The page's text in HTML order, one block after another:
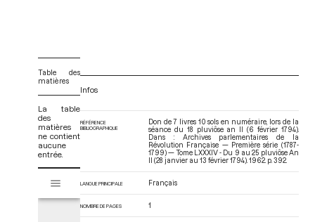
Table des
matières
La table
des
matières
ne contient
aucune
entrée.
s
Tome LXXXIV - Du 9 au 25 pluviôse An II (28 janvier au 13 février 1794)
Infos
RÉFÉRENCE
BIBLIOGRAPHIQUE
Don de 7 livres 10 sols en numéraire, lors de la
séance du 18 pluviôse an II (6 février 1794).
Dans : Archives parlementaires de la
Révolution Française — Première série (1787-
1799) — Tome LXXXIV - Du 9 au 25 pluviôse An
II (28 janvier au 13 février 1794) . 1962. p. 392.
LANGUE PRINCIPALE Français
NOMBRE DE PAGES 1